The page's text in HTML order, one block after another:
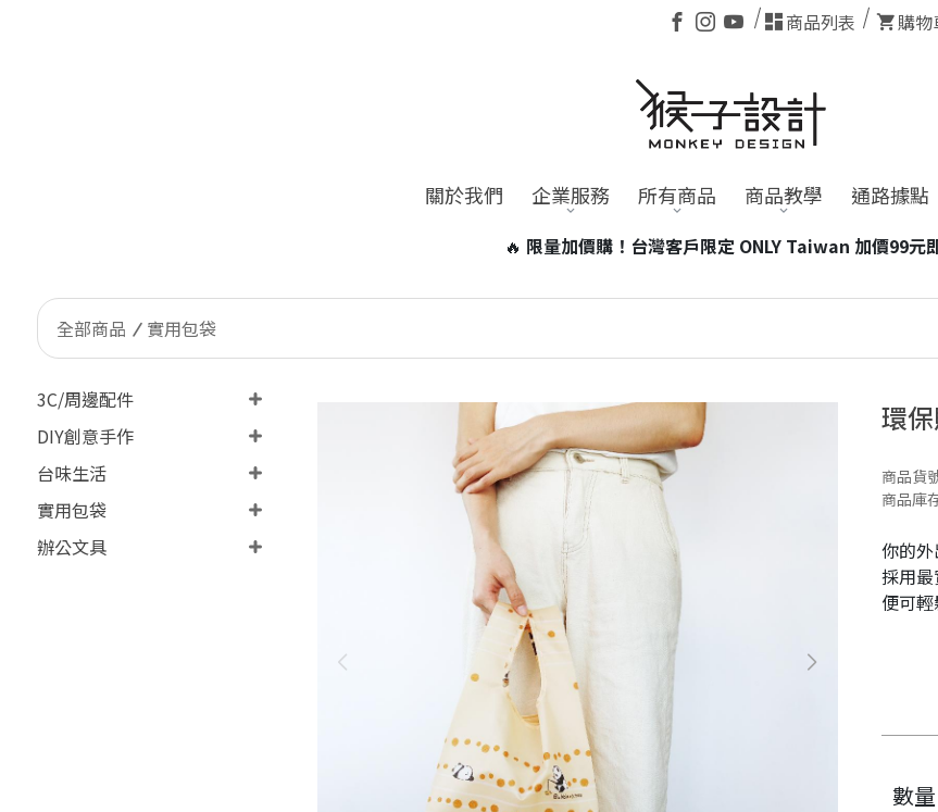
商品列表 購物
關於我們 企業服務 所有商品 商品教學 通路據點
限量加價購！台灣客戶限定 ONLY Taiwan 加價99元即可帶走台灣小磁燈1個！※含電池商品，海
全部商品 實用包袋
3C/周邊配件
DIY創意手作
台味生活
實用包袋
辦公文具
環
商品貨
商品庫
你的外
採用
便可
數量